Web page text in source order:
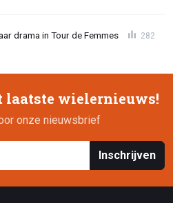
drama in Tour de Femmes 282
laatste wielernieuws!
onze nieuwsbrief
Inschrijven